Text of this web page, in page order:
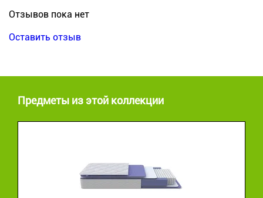
Отзывов пока нет
Оставить отзыв
Предметы из этой коллекции